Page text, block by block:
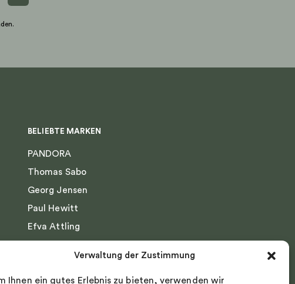
Verwaltung der Zustimmung
Ihnen ein gutes Erlebnis zu bieten, verwenden wir
BELIEBTE MARKEN
PANDORA
Thomas Sabo
Georg Jensen
Paul Hewitt
Efva Attling
Nordic Spectra